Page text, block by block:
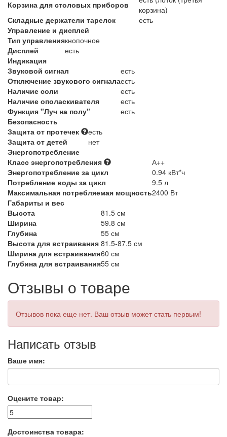
Корзина для столовых приборов
корзина)
Складные держатели тарелок
есть
Управление и дисплей
Тип управлениякнопочное
Дисплей
есть
Индикация
Звуковой сигнал
есть
Отключение звукового сигналаесть
Наличие соли
есть
Наличие ополаскивателя
есть
Функция "Луч на полу"
есть
Безопасность
Защита от протечек
есть
Защита от детей
нет
Энергопотребление
Класс энергопотребления
А++
Энергопотребление за цикл
0.94 кВт*ч
Потребление воды за цикл
9.5 л
Максимальная потребляемая мощность2400 Вт
Габариты и вес
Высота
81.5 см
Ширина
59.8 см
Глубина
55 см
Высота для встраивания 81.5-87.5 см
Ширина для встраивания60 см
Глубина для встраивания55 см
Отзывы о товаре
Отзывов пока еще нет. Ваш отзыв может стать первым!
Написать отзыв
Ваше имя:
Оцените товар:
Достоинства товара: